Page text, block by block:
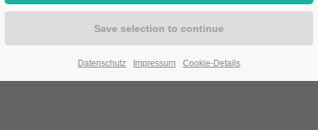
Her initial into the belt
Datenschutz Impressum Cookie-Details